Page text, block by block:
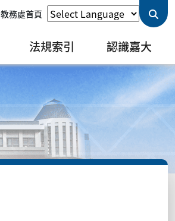
教務處首頁
法規索引 認識嘉大